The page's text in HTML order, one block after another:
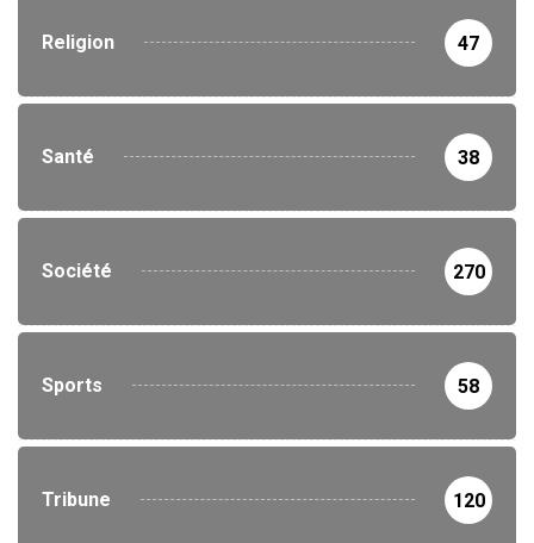
Religion 47
Santé 38
Société 270
Sports 58
Tribune 120